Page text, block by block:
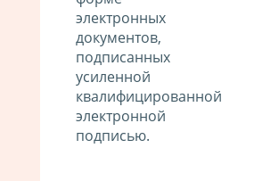
электронных
документов,
подписанных
усиленной
квалифицированной
электронной
подписью.